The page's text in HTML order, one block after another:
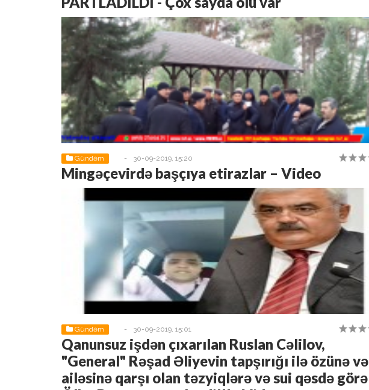
Gündəm - 30-09-2019, 15:20
Mingəçevirdə başçıya etirazlar – Video
Gündəm - 30-09-2019, 15:01
Qanunsuz işdən çıxarılan Ruslan Cəlilov,
"General" Rəşad Əliyevin tapşırığı ilə özünə və
ailəsinə qarşı olan təzyiqlərə və sui qəsdə görə